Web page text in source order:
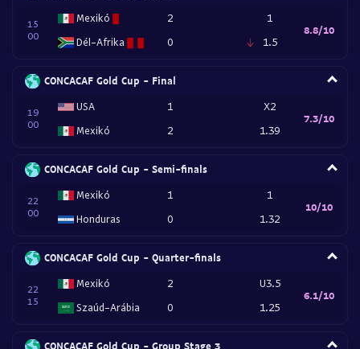
15
00
Mexikó
Dél-Afrika
2
0
1
1.5
8.8/10
CONCACAF Gold Cup - Final
19
00
USA
Mexikó
1
2
X2
1.39
7.3/10
CONCACAF Gold Cup - Semi-finals
22
00
Mexikó
Honduras
1
0
1
1.32
10/10
CONCACAF Gold Cup - Quarter-finals
22
15
Mexikó
Szaúd-Arábia
2
0
U3.5
1.25
6.1/10
CONCACAF Gold Cup - Group Stage 3